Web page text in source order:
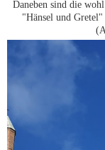
Daneben sind die
"Hänsel und